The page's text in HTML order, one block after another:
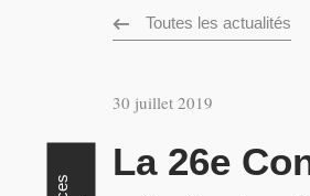
Toutes les actualités
30 juillet 2019
La 26e